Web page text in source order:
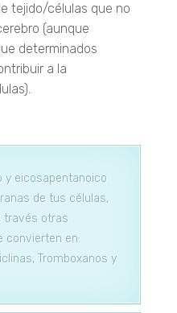
tejido/células que no
(aunque
determinados
a la
y eicosapentanoico
de tus células,
través otras
convierten en:
Tromboxanos y